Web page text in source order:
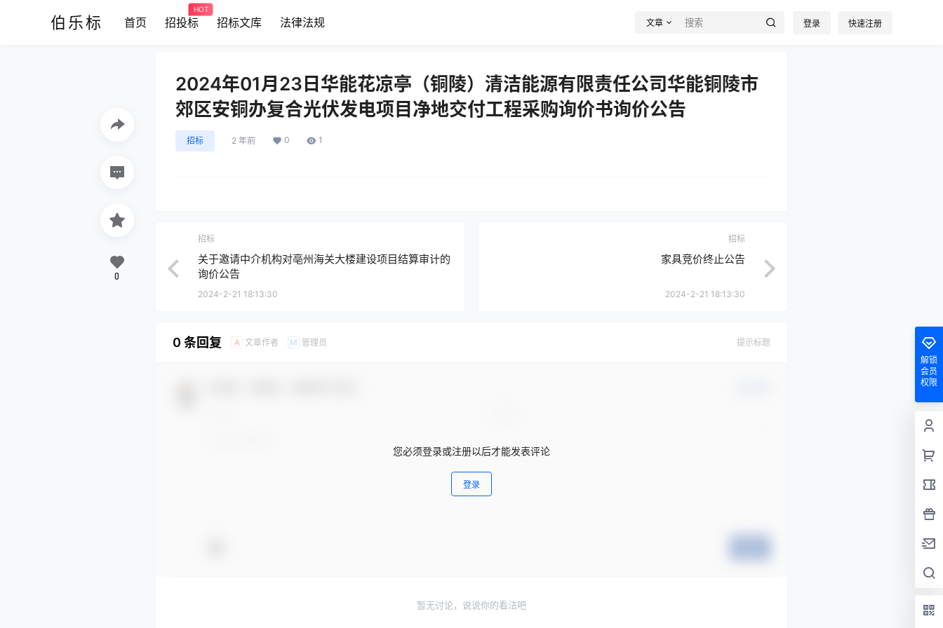
伯乐标 首页 招投标
HOT
招标文库 法律法规 文章 登录 快速注册
2024年01月23日华能花凉亭（铜陵）清洁能源有限责任公司华能铜陵市
郊区安铜办复合光伏发电项目净地交付工程采购询价书询价公告
招标 2 年前 0 1
0
招标
关于邀请中介机构对亳州海关大楼建设项目结算审计的
询价公告
2024-2-21 18:13:30
招标
家具竞价终止公告
2024-2-21 18:13:30
0 条回复 A 文章作者 M 管理员 提示标题
您必须登录或注册以后才能发表评论
登录
暂无讨论，说说你的看法吧
解锁
会员
权限